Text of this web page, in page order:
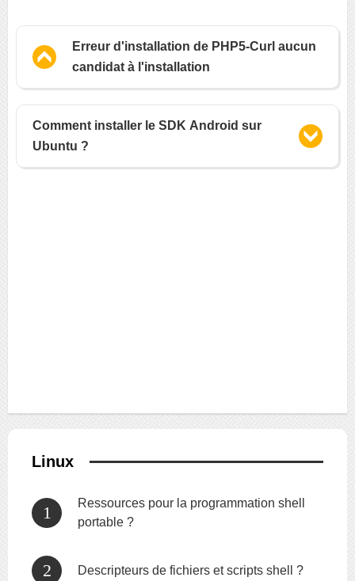
Erreur d'installation de PHP5-Curl aucun
candidat à l'installation
Comment installer le SDK Android sur
Ubuntu ?
Linux
Ressources pour la programmation shell
portable ?
Descripteurs de fichiers et scripts shell ?